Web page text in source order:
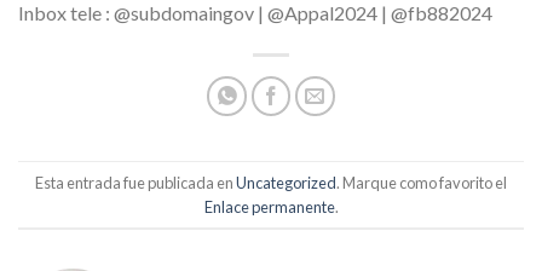
Inbox tele : @subdomaingov | @Appal2024 | @fb882024
Esta entrada fue publicada enUncategorized. Marque como favorito el
Enlace permanente.